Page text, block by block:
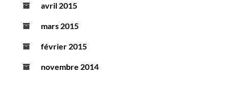
avril 2015
mars 2015
février 2015
novembre 2014